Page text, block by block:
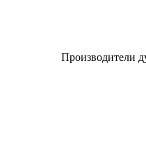
Производители